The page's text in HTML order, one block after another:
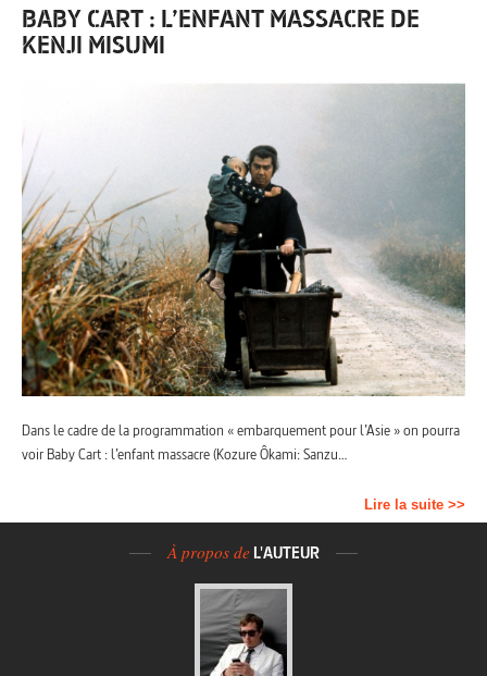
BABY CART : L’ENFANT MASSACRE DE
KENJI MISUMI
Dans le cadre de la programmation « embarquement pour l’Asie » on pourra
voir Baby Cart : l’enfant massacre (Kozure Ôkami: Sanzu…
Lire la suite >>
À propos de L'AUTEUR